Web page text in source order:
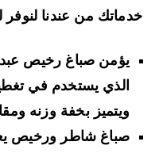
من عندنا لنوفر لك:
يؤمن صباغ رخيص عبدالله
الذي يستخدم في تغطية
ويتميز بخفة وزنه
صباغ شاطر ورخيص